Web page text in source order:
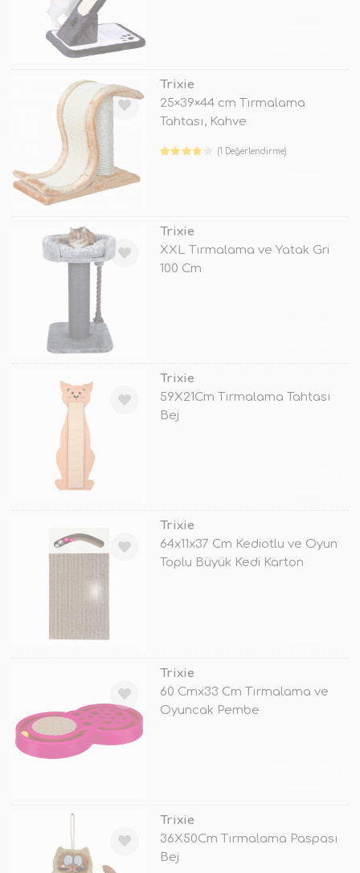
Trixie
25×39×44 cm Tırmalama
Tahtası, Kahve
(1 Değerlendirme)
Trixie
XXL Tırmalama ve Yatak Gri
100 Cm
Trixie
59X21Cm Tırmalama Tahtası
Bej
Trixie
64x11x37 Cm Kediotlu ve Oyun
Toplu Büyük Kedi Karton
Trixie
60 Cmx33 Cm Tırmalama ve
Oyuncak Pembe
Trixie
36X50Cm Tırmalama Paspası
Bej